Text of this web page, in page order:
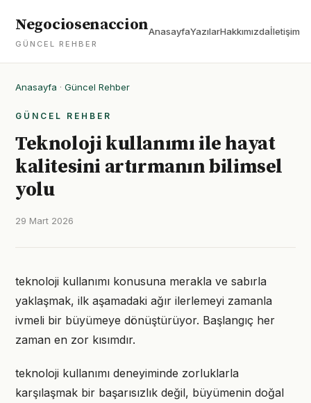
Negociosenaccion
GÜNCEL REHBER
AnasayfaYazılarHakkımızdaİletişim
Anasayfa · Güncel Rehber
GÜNCEL REHBER
Teknoloji kullanımı ile hayat
kalitesini artırmanın bilimsel
yolu
29 Mart 2026
teknoloji kullanımı konusuna merakla ve sabırla
yaklaşmak, ilk aşamadaki ağır ilerlemeyi zamanla
ivmeli bir büyümeye dönüştürüyor. Başlangıç her
zaman en zor kısımdır.
teknoloji kullanımı deneyiminde zorluklarla
karşılaşmak bir başarısızlık değil, büyümenin doğal